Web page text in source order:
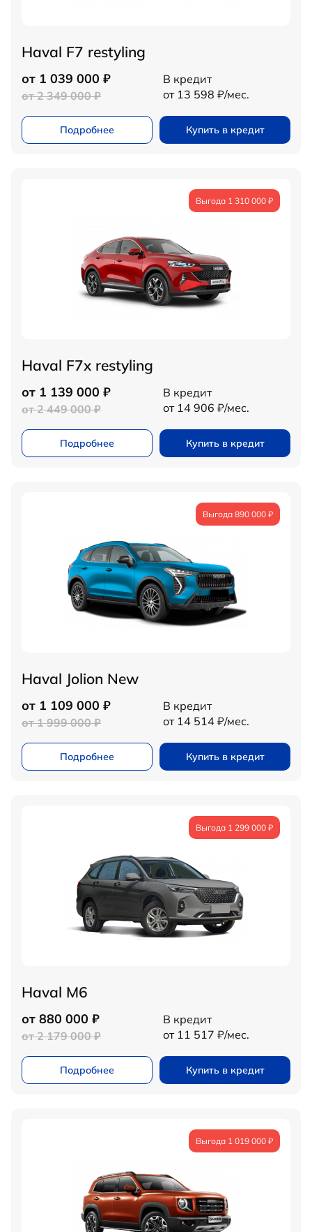
Haval F7 restyling
от 1 039 000 ₽
от 2 349 000 ₽
В кредит
от 13 598 ₽/мес.
Подробнее Купить в кредит
Выгода 1 310 000 ₽
Haval F7x restyling
от 1 139 000 ₽
от 2 449 000 ₽
В кредит
от 14 906 ₽/мес.
Подробнее Купить в кредит
Выгода 890 000 ₽
Haval Jolion New
от 1 109 000 ₽
от 1 999 000 ₽
В кредит
от 14 514 ₽/мес.
Подробнее Купить в кредит
Выгода 1 299 000 ₽
Haval M6
от 880 000 ₽
от 2 179 000 ₽
В кредит
от 11 517 ₽/мес.
Подробнее Купить в кредит
Выгода 1 019 000 ₽